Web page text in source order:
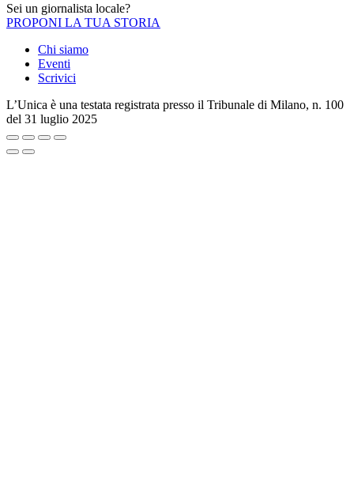
Sei un giornalista locale?
PROPONI LA TUA STORIA
Chi siamo
Eventi
Scrivici
L’Unica è una testata registrata presso il Tribunale di Milano, n. 100
del 31 luglio 2025